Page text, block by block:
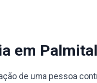
em
de uma pessoa